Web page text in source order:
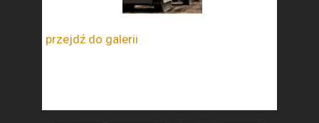
przejdź do galerii